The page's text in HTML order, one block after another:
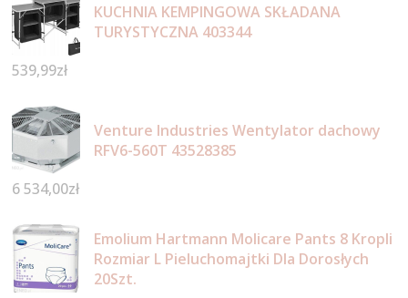
KUCHNIA KEMPINGOWA SKŁADANA
TURYSTYCZNA 403344
539,99zł
Venture Industries Wentylator dachowy
RFV6-560T 43528385
6 534,00zł
Emolium Hartmann Molicare Pants 8 Kropli
Rozmiar L Pieluchomajtki Dla Dorosłych
20Szt.